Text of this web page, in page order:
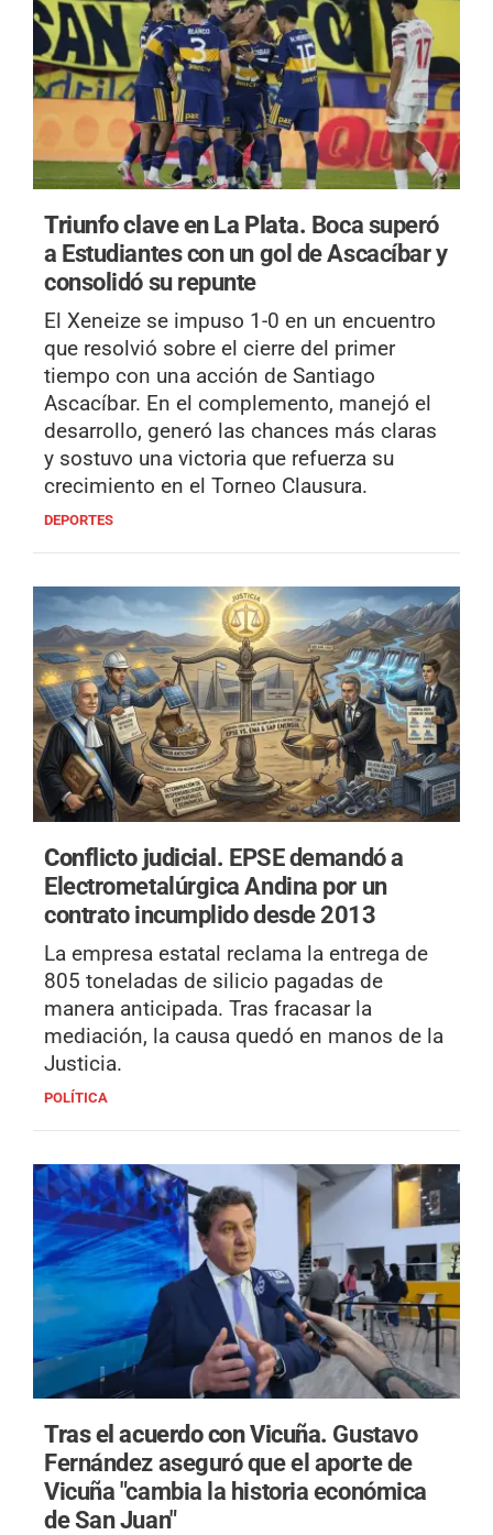
Triunfo clave en La Plata. Boca superó
a Estudiantes con un gol de Ascacíbar y
consolidó su repunte
El Xeneize se impuso 1-0 en un encuentro
que resolvió sobre el cierre del primer
tiempo con una acción de Santiago
Ascacíbar. En el complemento, manejó el
desarrollo, generó las chances más claras
y sostuvo una victoria que refuerza su
crecimiento en el Torneo Clausura.
DEPORTES
Conflicto judicial. EPSE demandó a
Electrometalúrgica Andina por un
contrato incumplido desde 2013
La empresa estatal reclama la entrega de
805 toneladas de silicio pagadas de
manera anticipada. Tras fracasar la
mediación, la causa quedó en manos de la
Justicia.
POLÍTICA
Tras el acuerdo con Vicuña. Gustavo
Fernández aseguró que el aporte de
Vicuña "cambia la historia económica
de San Juan"